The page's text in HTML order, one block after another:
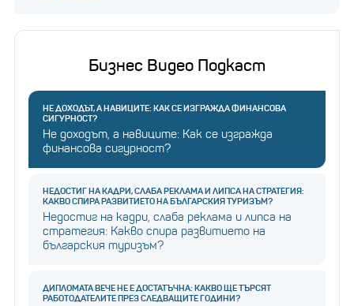
Бизнес Видео Подкаст
НЕ ДОХОДЪТ, А НАВИЦИТЕ: КАК СЕ ИЗГРАЖДА ФИНАНСОВА
СИГУРНОСТ?
Не доходът, а навиците: Как се изгражда
финансова сигурност?
НЕДОСТИГ НА КАДРИ, СЛАБА РЕКЛАМА И ЛИПСА НА СТРАТЕГИЯ:
КАКВО СПИРА РАЗВИТИЕТО НА БЪЛГАРСКИЯ ТУРИЗЪМ?
Недостиг на кадри, слаба реклама и липса на
стратегия: Какво спира развитието на
българския туризъм?
ДИПЛОМАТА ВЕЧЕ НЕ Е ДОСТАТЪЧНА: КАКВО ЩЕ ТЪРСЯТ
РАБОТОДАТЕЛИТЕ ПРЕЗ СЛЕДВАЩИТЕ ГОДИНИ?